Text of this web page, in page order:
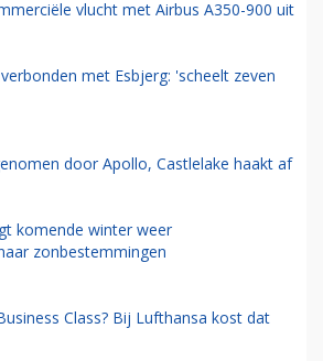
vlucht met Airbus A350-900 uit
met Esbjerg: 'scheelt zeven
door Apollo, Castlelake haakt af
komende winter weer
zonbestemmingen
Class? Bij Lufthansa kost dat